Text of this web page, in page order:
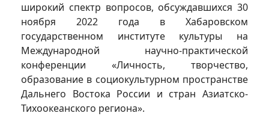
широкий спектр вопросов, обсуждавшихся 30
ноября 2022 года в Хабаровском
государственном институте культуры на
Международной научно-практической
конференции «Личность, творчество,
образование в социокультурном пространстве
Дальнего Востока России и стран Азиатско-
Тихоокеанского региона».